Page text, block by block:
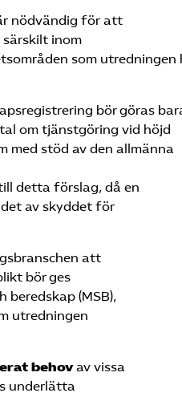
nödvändig för att
inom
som utredningen
bör göras
om tjänstgöring vid höjd
med stöd av den allmänna
detta förslag, då en
av skyddet för
att
bör ges
beredskap (MSB),
utredningen
behovav vissa
underlätta